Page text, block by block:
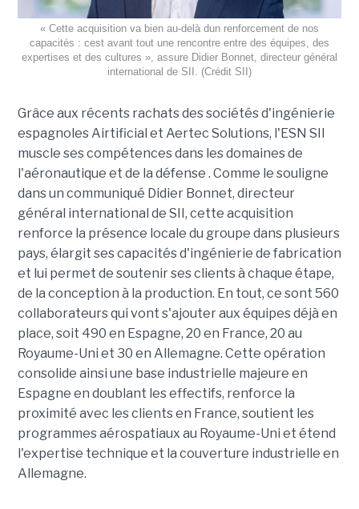
« Cette acquisition va bien au-delà dun renforcement de nos
capacités : cest avant tout une rencontre entre des équipes, des
expertises et des cultures », assure Didier Bonnet, directeur général
international de SII. (Crédit SII)
Grâce aux récents rachats des sociétés d'ingénierie
espagnoles Airtificial et Aertec Solutions, l'ESN SII
muscle ses compétences dans les domaines de
l'aéronautique et de la défense . Comme le souligne
dans un communiqué Didier Bonnet, directeur
général international de SII, cette acquisition
renforce la présence locale du groupe dans plusieurs
pays, élargit ses capacités d'ingénierie de fabrication
et lui permet de soutenir ses clients à chaque étape,
de la conception à la production. En tout, ce sont 560
collaborateurs qui vont s'ajouter aux équipes déjà en
place, soit 490 en Espagne, 20 en France, 20 au
Royaume-Uni et 30 en Allemagne. Cette opération
consolide ainsi une base industrielle majeure en
Espagne en doublant les effectifs, renforce la
proximité avec les clients en France, soutient les
programmes aérospatiaux au Royaume-Uni et étend
l'expertise technique et la couverture industrielle en
Allemagne.